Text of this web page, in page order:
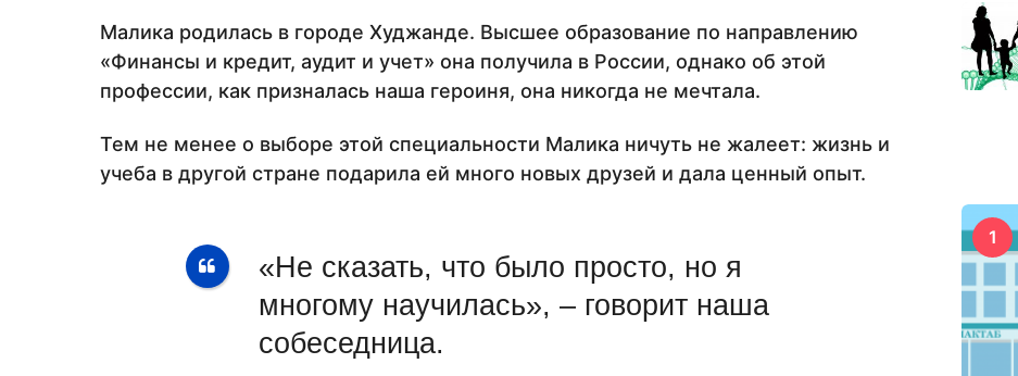
Малика родилась в городе Худжанде. Высшее образование по направлению
«Финансы и кредит, аудит и учет» она получила в России, однако об этой
профессии, как призналась наша героиня, она никогда не мечтала.
Тем не менее о выборе этой специальности Малика ничуть не жалеет: жизнь и
учеба в другой стране подарила ей много новых друзей и дала ценный опыт.
«Не сказать, что было просто, но я
многому научилась», – говорит наша
собеседница.
1